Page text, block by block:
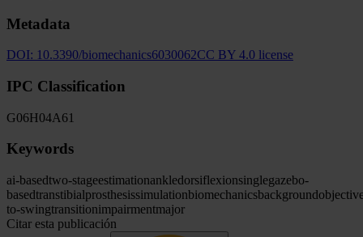
Metadata
DOI: 10.3390/biomechanics6030062CC BY 4.0 license
IPC Classification
G06H04A61
Keywords
ai-basedtwo-stageestimationankledorsiflexionsinglegazebo-
basedtranstibialprosthesissimulationbiomechanicsbackground
to-swingtransitionimpairmentmajor
Citar esta publicación